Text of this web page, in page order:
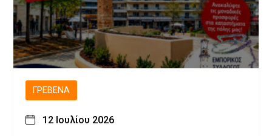
ΓΡΕΒΕΝΆ
12 Ιουλίου 2026